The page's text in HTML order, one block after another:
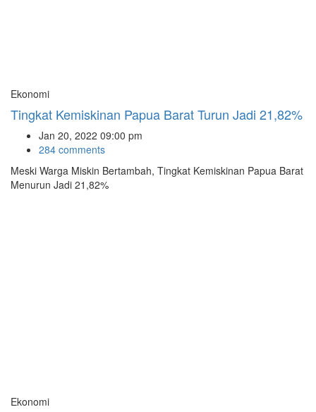
Ekonomi
Tingkat Kemiskinan Papua Barat Turun Jadi 21,82%
Jan 20, 2022 09:00 pm
284 comments
Meski Warga Miskin Bertambah, Tingkat Kemiskinan Papua Barat
Menurun Jadi 21,82%
Ekonomi